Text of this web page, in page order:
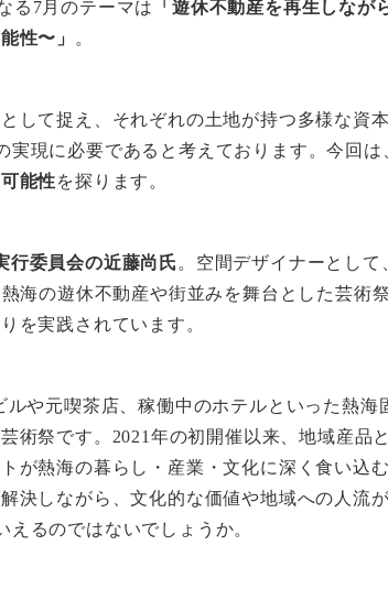
る7月のテーマは
「遊休不動産を再生しな
性〜」
。
して捉え、それぞれの土地が持つ多様な資
実現に必要であると考えております。今回
能性を探ります。
委員会の近藤尚氏 。空間デザイナーとし
海の遊休不動産や街並みを舞台とした芸
を実践されています。
や元喫茶店、稼働中のホテルといった熱海
術祭です。2021年の初開催以来、地域産品
が熱海の暮らし・産業・文化に深く食い込
決しながら、文化的な価値や地域への人流
えるのではないでしょうか。